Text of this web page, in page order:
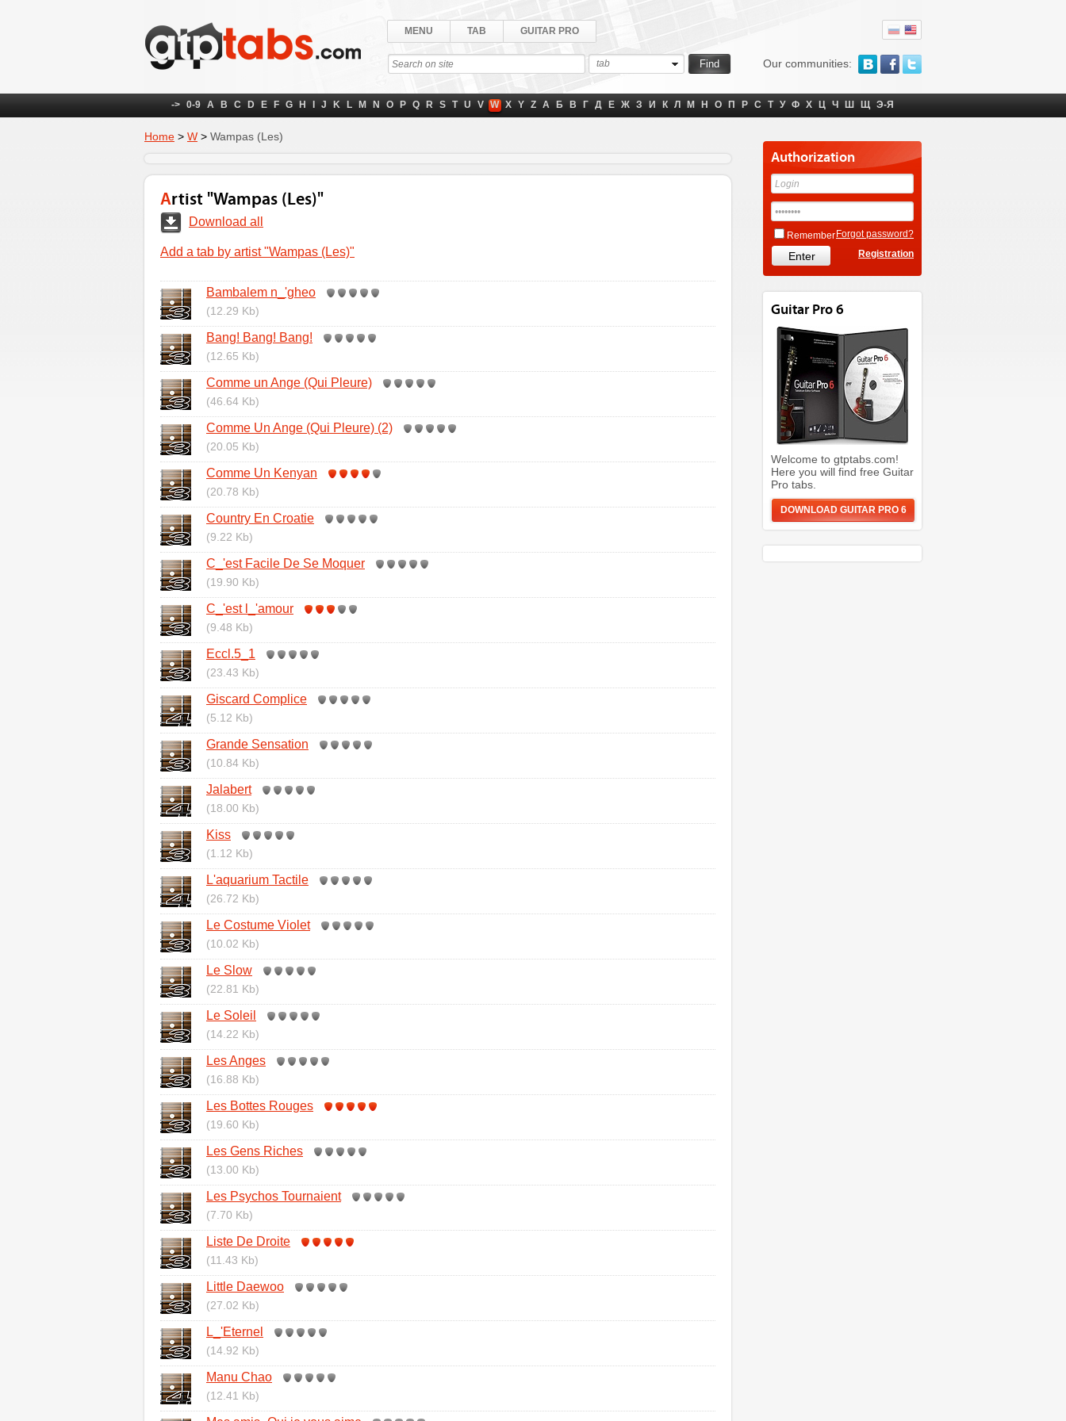
Our communities:
MENU TAB GUITAR PRO
tab
-> 0-9 A B C D E F G H J K L M N O P Q R S T U V W X Y Z А Б В Г Д Е Ж З И К Л М Н О П Р С Т У Ф Х Ц Ч Ш Щ Э-Я
Home > W > Wampas (Les)
Artist "Wampas (Les)"
Download all
Add a tab by artist "Wampas (Les)"
Bambalem n_'gheo
(12.29 Kb)
Bang! Bang! Bang!
(12.65 Kb)
Comme un Ange (Qui Pleure)
(46.64 Kb)
Comme Un Ange (Qui Pleure) (2)
(20.05 Kb)
Comme Un Kenyan
(20.78 Kb)
Country En Croatie
(9.22 Kb)
C_'est Facile De Se Moquer
(19.90 Kb)
C_'est l_'amour
(9.48 Kb)
Eccl.5_1
(23.43 Kb)
Giscard Complice
(5.12 Kb)
Grande Sensation
(10.84 Kb)
Jalabert
(18.00 Kb)
Kiss
(1.12 Kb)
L'aquarium Tactile
(26.72 Kb)
Le Costume Violet
(10.02 Kb)
Le Slow
(22.81 Kb)
Le Soleil
(14.22 Kb)
Les Anges
(16.88 Kb)
Les Bottes Rouges
(19.60 Kb)
Les Gens Riches
(13.00 Kb)
Les Psychos Tournaient
(7.70 Kb)
Liste De Droite
(11.43 Kb)
Little Daewoo
(27.02 Kb)
L_'Eternel
(14.92 Kb)
Manu Chao
(12.41 Kb)
Authorization
Remember Forgot password?
Registration
Guitar Pro 6
Welcome to gtptabs.com!
Here you will find free Guitar
Pro tabs.
DOWNLOAD GUITAR PRO 6